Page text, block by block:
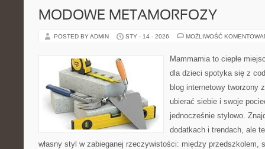
MODOWE METAMORFOZY
POSTED BY ADMIN STY - 14 - 2026 MOŻLIWOŚĆ
Mammamia to ciepłe
dla dzieci spotyka się z
blog internetowy tworzony
ubierać siebie i swoje
jednocześnie stylowo.
dodatkach i trendach, ale
własny styl w zabieganej rzeczywistości: między przedszkolem,